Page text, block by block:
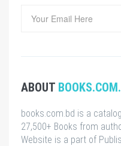
ABOUT
books.com.bd is a
27,500+ Books from
Website is a part of